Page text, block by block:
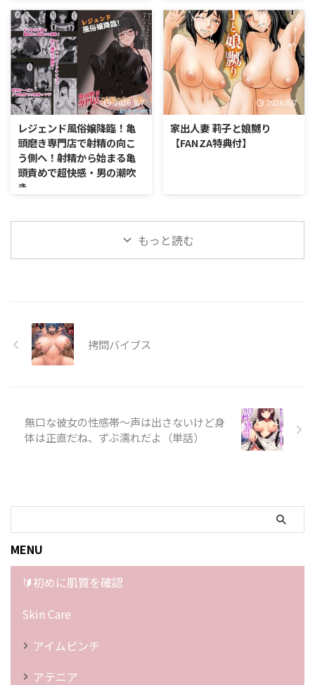
2026/8/7
レジェンド風俗嬢降臨！亀
頭磨き専門店で射精の向こ
う側へ！射精から始まる亀
頭責めで超快感・男の潮吹
き
2026/8/7
家出人妻 莉子と娘嬲り
【FANZA特典付】
もっと読む
拷問バイブス
無口な彼女の性感帯〜声は出さないけど身
体は正直だね、ずぶ濡れだよ（単話）
MENU
🔰初めに肌質を確認
Skin Care
アイムピンチ
アテニア